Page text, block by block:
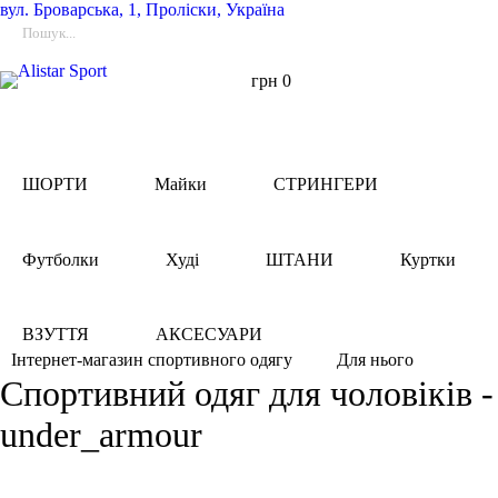
вул. Броварська, 1, Проліски, Україна
грн 0
ШОРТИ Майки СТРИНГЕРИ
Футболки Худі ШТАНИ Куртки
ВЗУТТЯ
АКСЕСУАРИ
Інтернет-магазин спортивного одягу
Для нього
Спортивний одяг для чоловіків -
under_armour